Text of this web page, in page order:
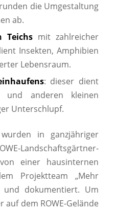
runden die Umgestaltung
ab.
Teichs mit zahlreicher
Insekten, Amphibien
Lebensraum.
: dieser dient
und anderen kleinen
Unterschlupf.
in ganzjähriger
Landschaftsgärtner-
einer hausinternen
Projektteam „Mehr
und dokumentiert. Um
dem ROWE-Gelände